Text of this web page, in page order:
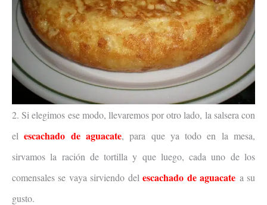
2. Si elegimos ese modo, llevaremos por otro lado, la salsera con
elescachado de aguacate, para que ya todo en la mesa,
sirvamos la ración de tortilla y que luego, cada uno de los
comensales se vaya sirviendo delescachado de aguacate a su
gusto.